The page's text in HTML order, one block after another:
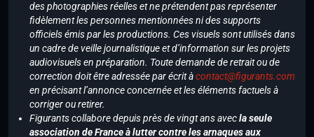
des photographies réelles et ne prétendent pas représenter
fidèlement les personnes mentionnées ni des supports
officiels émis par les productions. Ces visuels sont utilisés dans
un cadre de veille journalistique et d’information sur les projets
audiovisuels en préparation. Toute demande de retrait ou de
correction doit être adressée par écrit àcontact@figurants.com
en précisant l’annonce concernée et les éléments factuels à
corriger ou retirer.
Figurants collabore depuis près de vingt ans avecla seule
association de France à lutter contre les arnaques aux